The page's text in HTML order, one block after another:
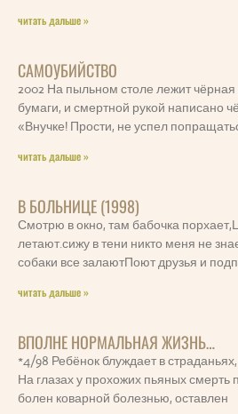
читать дальше »
САМОУБИЙСТВО
2002 На пыльном столе лежит чёрная
бумаги, и смертной рукой написано
«Внучке! Прости, не успел
читать дальше »
В БОЛЬНИЦЕ (1998)
Смотрю в окно, там бабочка
летают.сижу в тени никто меня не
собаки все залаютПоют друзья и
читать дальше »
ВПОЛНЕ НОРМАЛЬНАЯ ЖИЗНЬ…
*4/98 Ребёнок блуждает в
На глазах у прохожих пьяных смерть
болен коварной болезнью, оставлен